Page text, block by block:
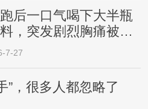
后一口气喝下大半瓶
，突发剧烈胸痛被送
提醒→
7-27
”，很多人都忽略了